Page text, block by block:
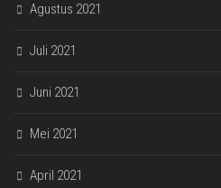
Agustus 2021
Juli 2021
Juni 2021
Mei 2021
April 2021